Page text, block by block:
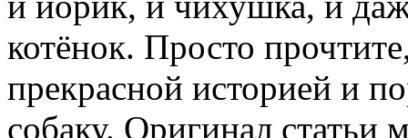
котёнок. Просто
прекрасной историей и
собаку. Оригинал статьи